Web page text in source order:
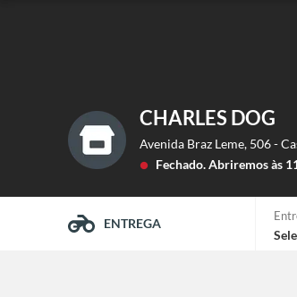
CHARLES DOG
Avenida Braz Leme, 506 -
lens Fechado.Abriremos às
ENTREGA